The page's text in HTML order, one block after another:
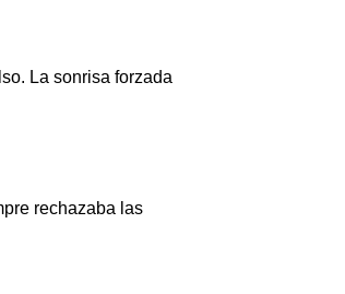
La sonrisa forzada
rechazaba las